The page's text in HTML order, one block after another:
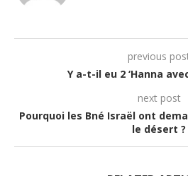
previous
Y a-t-il eu 2 ‘Hanna
next post
Pourquoi les Bné Israël ont
le désert ?